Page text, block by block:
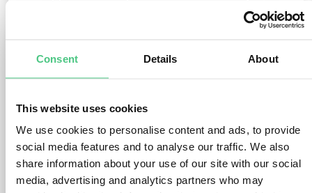
Consent Details About
This website uses cookies
We use cookies to personalise content and ads, to provide
social media features and to analyse our traffic. We also
share information about your use of our site with our social
media, advertising and analytics partners who may
but the status always shows as “not EUDR-
Dagmar
Die Frage ist in derEUDRarchiviert